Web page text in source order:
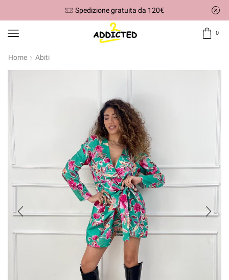
Spedizione gratuita da 120€
0
Home Abiti